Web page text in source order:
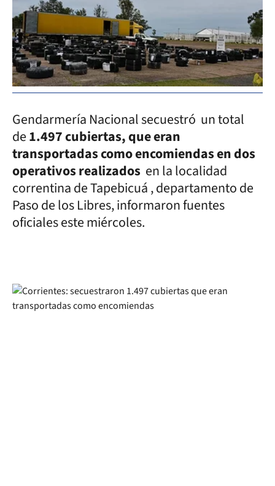
Gendarmería Nacional secuestró un total
de1.497 cubiertas, que eran
transportadas como encomiendas en dos
operativos realizados en la localidad
correntina de Tapebicuá , departamento de
Paso de los Libres, informaron fuentes
oficiales este miércoles.